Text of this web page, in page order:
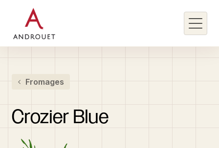
Rechercher un mot clé
Fromages
Crozier Blue